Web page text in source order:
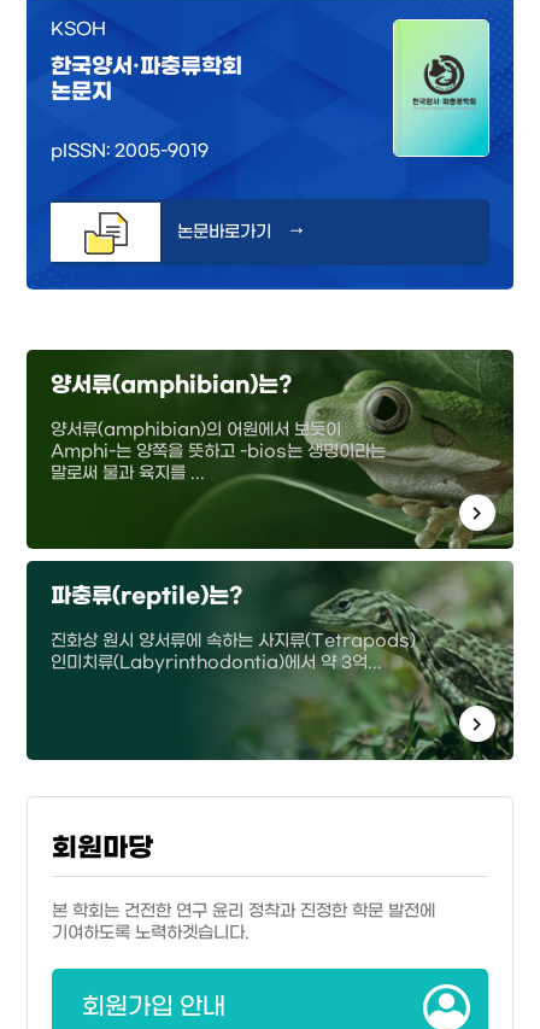
KSOH
한국양서·파충류학회
논문지
pISSN: 2005-9019
논문바로가기→
양서류(amphibian)는?
양서류(amphibian)의 어원에서 보듯이
Amphi-는 양쪽을 뜻하고 -bios는 생명이라는
말로써 물과 육지를 ...
파충류(reptile)는?
진화상 원시 양서류에 속하는 사지류(Tetrapods)
인미치류(Labyrinthodontia)에서 약 3억...
회원마당
본 학회는 건전한 연구 윤리 정착과 진정한 학문 발전에
기여하도록 노력하겟습니다.
회원가입 안내